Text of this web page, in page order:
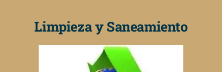
Limpieza y Saneamiento